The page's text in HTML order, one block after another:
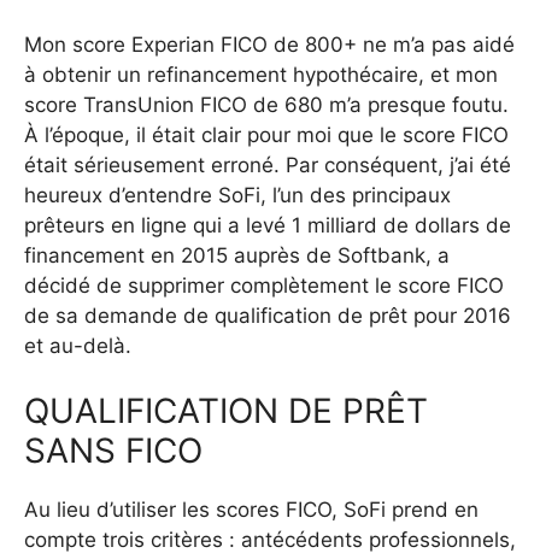
Mon score Experian FICO de 800+ ne m’a pas aidé
à obtenir un refinancement hypothécaire, et mon
score TransUnion FICO de 680 m’a presque foutu.
À l’époque, il était clair pour moi que le score FICO
était sérieusement erroné. Par conséquent, j’ai été
heureux d’entendre SoFi, l’un des principaux
prêteurs en ligne qui a levé 1 milliard de dollars de
financement en 2015 auprès de Softbank, a
décidé de supprimer complètement le score FICO
de sa demande de qualification de prêt pour 2016
et au-delà.
QUALIFICATION DE PRÊT
SANS FICO
Au lieu d’utiliser les scores FICO, SoFi prend en
compte trois critères : antécédents professionnels,